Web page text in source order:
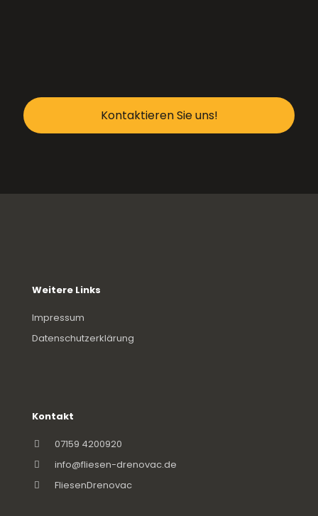
Kontaktieren Sie uns!
Weitere Links
Impressum
Datenschutzerklärung
Kontakt
07159 4200920
info@fliesen-drenovac.de
FliesenDrenovac